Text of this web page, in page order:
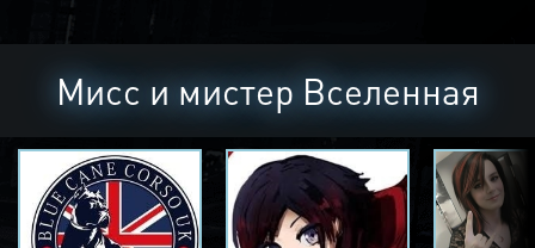
Мисс и мистер Вселенная